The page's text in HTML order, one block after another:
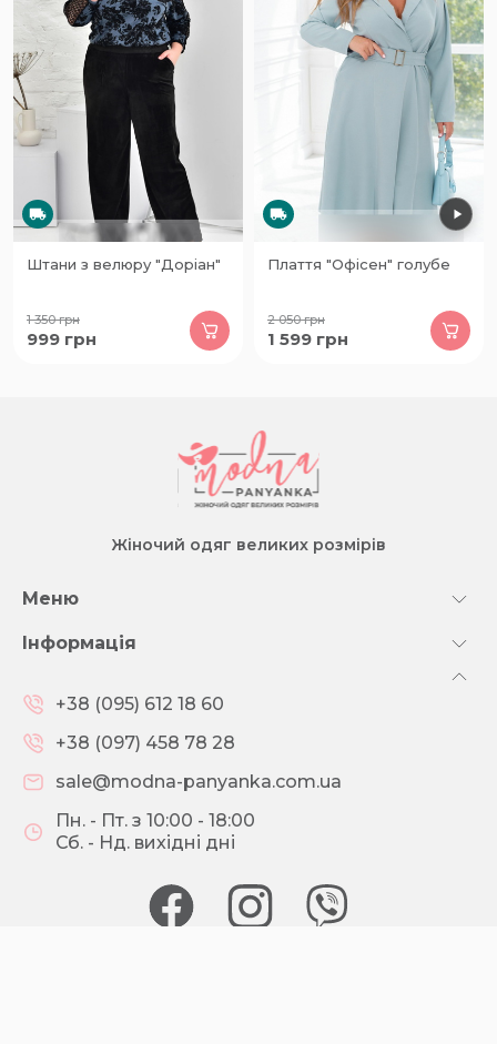
Штани з велюру "Доріан"
1 350грн
999 грн
Плаття "Офісен" голубе
2 050грн
1 599 грн
Жіночий одяг великих розмірів
Меню
Інформація
+38 (095) 612 18 60
+38 (097) 458 78 28
sale@modna-panyanka.com.ua
Пн. - Пт. з 10:00 - 18:00
Сб. - Нд. вихідні дні